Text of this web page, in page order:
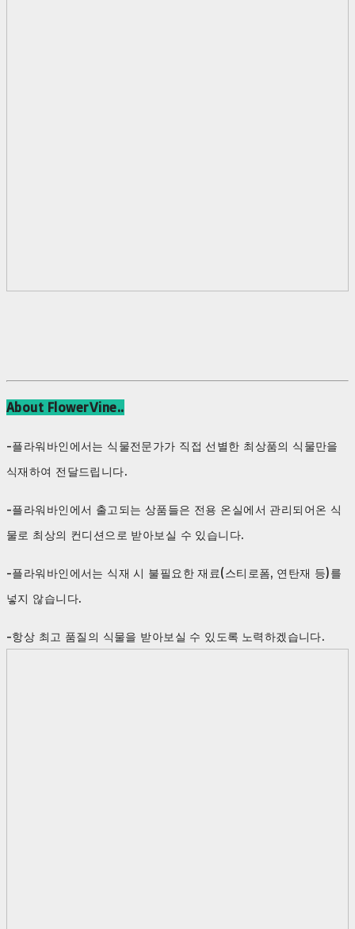
About FlowerVine..
-플라워바인에서는 식물전문가가 직접 선별한 최상품의 식물만을
식재하여 전달드립니다.
-플라워바인에서 출고되는 상품들은 전용 온실에서 관리되어온 식
물로 최상의 컨디션으로 받아보실 수 있습니다.
-플라워바인에서는 식재 시 불필요한 재료(스티로폼, 연탄재 등)를
넣지 않습니다.
-항상 최고 품질의 식물을 받아보실 수 있도록 노력하겠습니다.